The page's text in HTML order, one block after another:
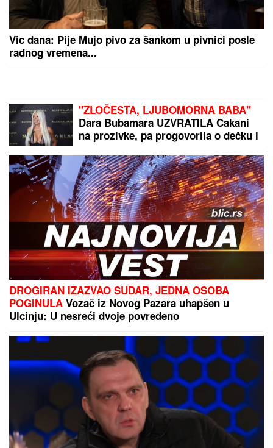
Najpoznatija plavuša na svetu
OSTAVILA HOLIVUDSKE FRAJERE
zbog "nemačkog bankara" teškog
400 miliona! Dve godine se skrivali,
sad su pale maske